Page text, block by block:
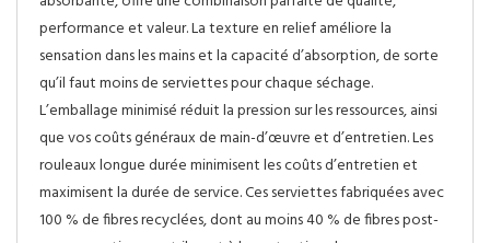
performance et valeur. La texture en relief améliore la
sensation dans les mains et la capacité d’absorption, de sorte
qu’il faut moins de serviettes pour chaque séchage.
L’emballage minimisé réduit la pression sur les ressources, ainsi
que vos coûts généraux de main-d’œuvre et d’entretien. Les
rouleaux longue durée minimisent les coûts d’entretien et
maximisent la durée de service. Ces serviettes fabriquées avec
100 % de fibres recyclées, dont au moins 40 % de fibres post-